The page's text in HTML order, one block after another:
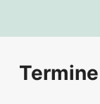
Termine